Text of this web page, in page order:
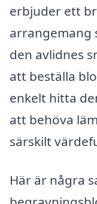
erbjuder ett
arrangemang
den avlidnes
att beställa
enkelt hitta
att behöva
särskilt
Här är några